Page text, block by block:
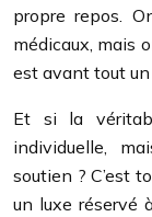
propre repos.
médicaux, mais
est avant tout
Et si la
individuelle,
soutien ? C’est
un luxe réservé